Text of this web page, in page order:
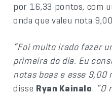
por 16,33 pontos, com
onda que valeu nota
“Foi muito irado fazer
primeira do dia. Eu
notas boas e esse 9,00
disse Ryan Kainalo. “O